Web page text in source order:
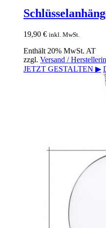
19,90 € inkl. MwSt.
Enthält 20% MwSt. AT
zzgl. Versand /
JETZT GESTALTEN ▶